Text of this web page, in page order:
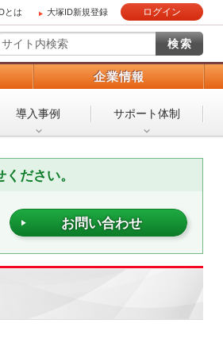
とは 大塚ID新規登録 ログイン
企業情報
導入事例 サポート体制
ださい。
お問い合わせ